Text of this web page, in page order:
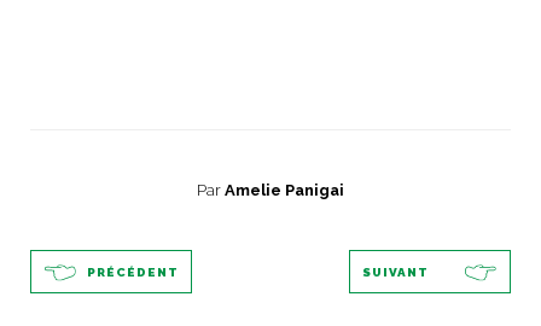
Par Amelie Panigai
PRÉCÉDENT SUIVANT